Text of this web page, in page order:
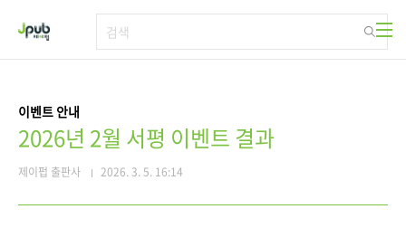
이벤트 안내
2026년 2월 서평 이벤트 결과
제이펍 출판사 2026. 3. 5. 16:14